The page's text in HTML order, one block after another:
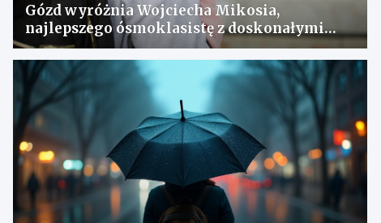
Gózd wyróżnia Wojciecha Mikosia,
najlepszego ósmoklasistę z doskonałymi
wynikami!